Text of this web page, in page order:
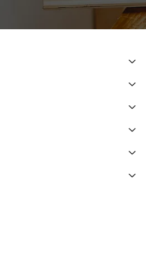
pe chiuvetele cu desene
, ventuzele nu vor avea